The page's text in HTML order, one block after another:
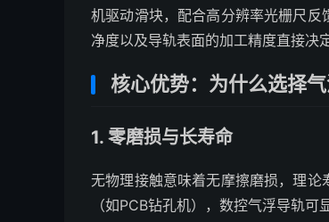
机驱动滑块，配合高分辨率光栅尺
净度以及导轨表面的加工精度直接决
核心优势：为什么选择
1. 零磨损与长寿命
无物理接触意味着无摩擦磨损，理
（如PCB钻孔机），数控气浮导轨可